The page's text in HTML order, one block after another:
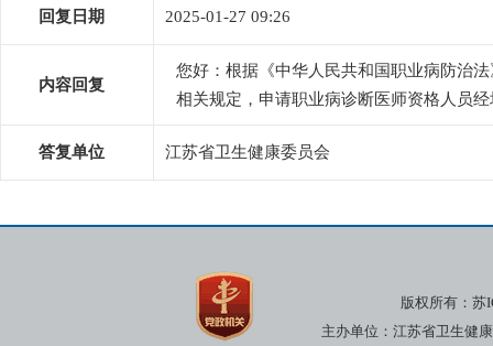
回复日期 2025-01-27 09:26
内容回复
您好：根据《中华人民共和国职业病防治
相关规定，申请职业病诊断医师资格人员
答复单位 江苏省卫生健康委员会
版权所有： 苏
主办单位：江苏省卫生健